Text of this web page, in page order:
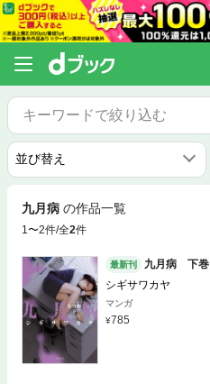
九月病 の作品一覧
1〜2件/全2件
最新刊
九月病 下巻
シギサワカヤ
マンガ
785